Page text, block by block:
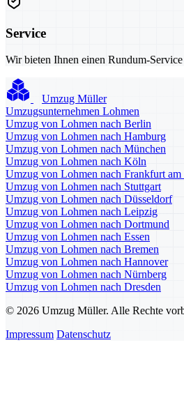
Service
Wir bieten Ihnen einen Rundum-
Umzug Müller
Umzugsunternehmen Lohmen
Umzug von Lohmen nach Berlin
Umzug von Lohmen nach Hamburg
Umzug von Lohmen nach München
Umzug von Lohmen nach Köln
Umzug von Lohmen nach Frankfurt am
Umzug von Lohmen nach Stuttgart
Umzug von Lohmen nach Düsseldorf
Umzug von Lohmen nach Leipzig
Umzug von Lohmen nach Dortmund
Umzug von Lohmen nach Essen
Umzug von Lohmen nach Bremen
Umzug von Lohmen nach Hannover
Umzug von Lohmen nach Nürnberg
Umzug von Lohmen nach Dresden
© 2026 Umzug Müller. Alle Rechte
Impressum Datenschutz